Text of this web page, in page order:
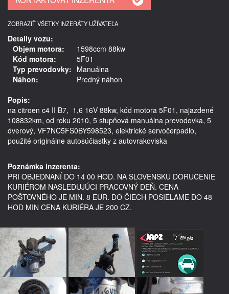
ZOBRAZIŤ VŠETKY INZERÁTY UŽÍVATEĽA
Detaily vozu:
Objem motora:
1598ccm 88kw
Kód motora:
5F01
Typ prevodovky: Manuálna
Náhon:
Predný náhon
Popis:
na citroen c4 II B7,  1,6 16V 88kw, kód motora 5F01, najazdené
108832km, od roku 2010, 5 stupňová manuálna prevodovka, 5
dverový, VF7NC5FS0BY598523, elektrické servočerpadlo,
použité originálne autosúčiastky z autovrakoviska
Poznámka inzerenta:
PRI OBJEDNANÍ DO 14 00 HOD. NA SLOVENSKU DORUČENIE
KURIÉROM NASLEDUJÚCI PRACOVNÝ DEŇ. CENA
POŠTOVNÉHO JE MIN. 8 EUR. DO ČIECH POSIELAME DO 48
HOD MIN CENA KURIÉRA JE 200 CZ.